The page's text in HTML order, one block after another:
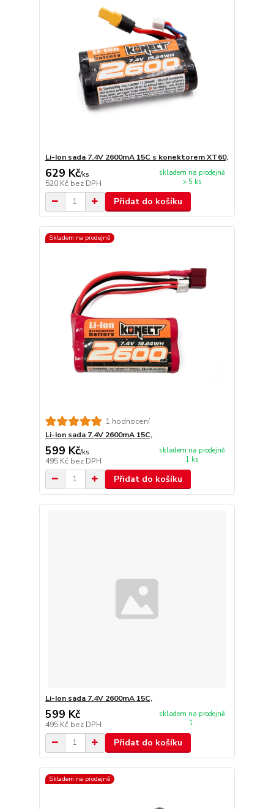
Li-Ion sada 7.4V 2600mA 15C s konektorem XT60,
629 Kč/ks
520 Kč bez DPH
skladem na prodejně
> 5 ks
Přidat do košíku
Skladem na prodejně
1 hodnocení
Li-Ion sada 7.4V 2600mA 15C,
599 Kč/ks
495 Kč bez DPH
skladem na prodejně
1 ks
Přidat do košíku
Li-Ion sada 7.4V 2600mA 15C,
599 Kč
495 Kč bez DPH
skladem na prodejně
1
Přidat do košíku
Skladem na prodejně